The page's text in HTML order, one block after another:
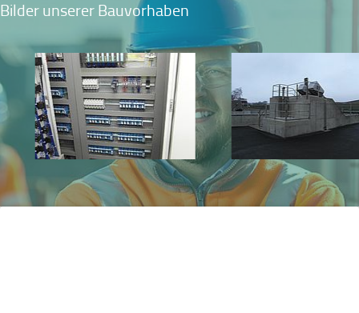
Bilder unserer Bauvorhaben